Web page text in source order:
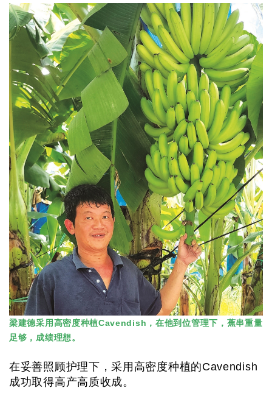
梁建德采用高密度种植Cavendish，在他到位管理下，蕉串重量
足够，成绩理想。
在妥善照顾护理下，采用高密度种植的Cavendish
成功取得高产高质收成。